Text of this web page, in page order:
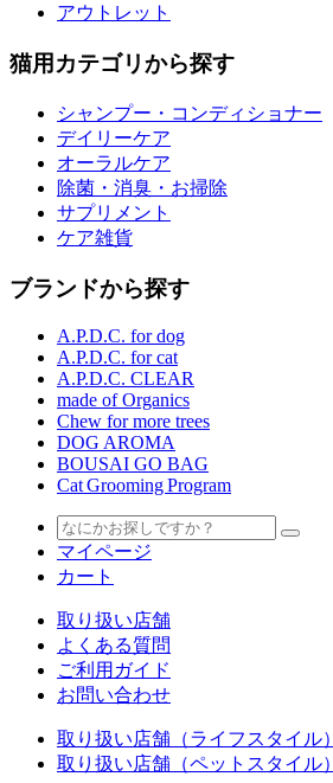
アウトレット
猫用カテゴリから探す
シャンプー・コンディショナー
デイリーケア
オーラルケア
除菌・消臭・お掃除
サプリメント
ケア雑貨
ブランドから探す
A.P.D.C. for dog
A.P.D.C. for cat
A.P.D.C. CLEAR
made of Organics
Chew for more trees
DOG AROMA
BOUSAI GO BAG
Cat Grooming Program
マイページ
カート
取り扱い店舗
よくある質問
ご利用ガイド
お問い合わせ
取り扱い店舗（ライフスタイル）
取り扱い店舗（ペットスタイル）